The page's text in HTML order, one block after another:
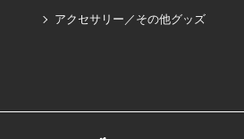
アクセサリー／その他グッズ